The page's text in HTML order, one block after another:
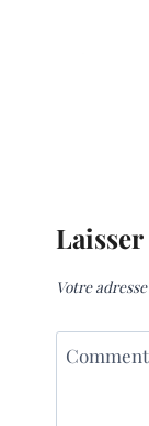
Votre